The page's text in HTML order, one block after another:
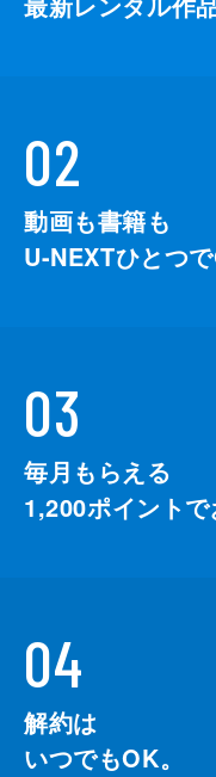
02
動画も書籍も
U-NEXTひとつで
03
毎月もらえる
1,200ポイントで
04
解約は
いつでもOK。